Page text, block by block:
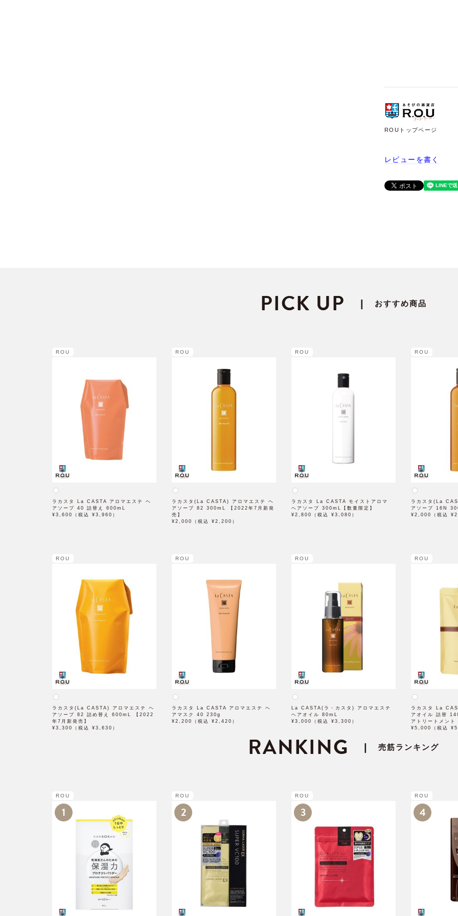
ROUトップページ
レビューを書く
PICK UP おすすめ商品
ROU
ラカスタ La CASTA アロマエステ ヘ
アソープ 40 詰替え 600mL
¥3,600（税込 ¥3,960）
ROU
ラカスタ(La CASTA) アロマエステ ヘ
アソープ 82 300mL 【2022年7月新発
売】
¥2,000（税込 ¥2,200）
ROU
ラカスタ La CASTA モイストアロマ
ヘアソープ 300mL【数量限定】
¥2,800（税込 ¥3,080）
ROU
ラカスタ(La
アソープ 16N
¥2,000（税込
ROU
ラカスタ(La CASTA) アロマエステ ヘ
アソープ 82 詰め替え 600mL 【2022
年7月新発売】
¥3,300（税込 ¥3,630）
ROU
ラカスタ La CASTA アロマエステ ヘ
アマスク 40 230g
¥2,200（税込 ¥2,420）
ROU
La CASTA(ラ・カスタ) アロマエステ
ヘアオイル 80mL
¥3,000（税込 ¥3,300）
ROU
ラカスタ La
アオイル 詰替
アトリートメント
¥5,000（税込
RANKING 売筋ランキング
ROU
1
ROU
2
ROU
3
ROU
4